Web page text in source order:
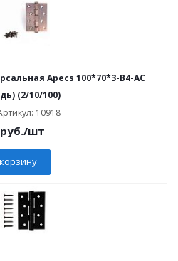
Apecs 100*70*3-В4-AC
(2/10/100)
10918
руб./шт